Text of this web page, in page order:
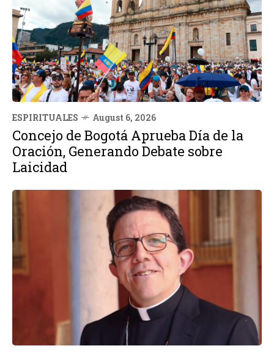
ESPIRITUALES August 6, 2026
Concejo de Bogotá Aprueba Día de la
Oración, Generando Debate sobre
Laicidad